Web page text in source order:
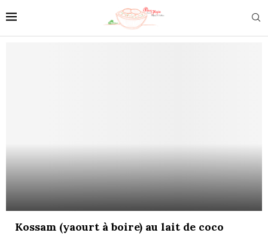
Kossam (yaourt à boire) au lait de coco